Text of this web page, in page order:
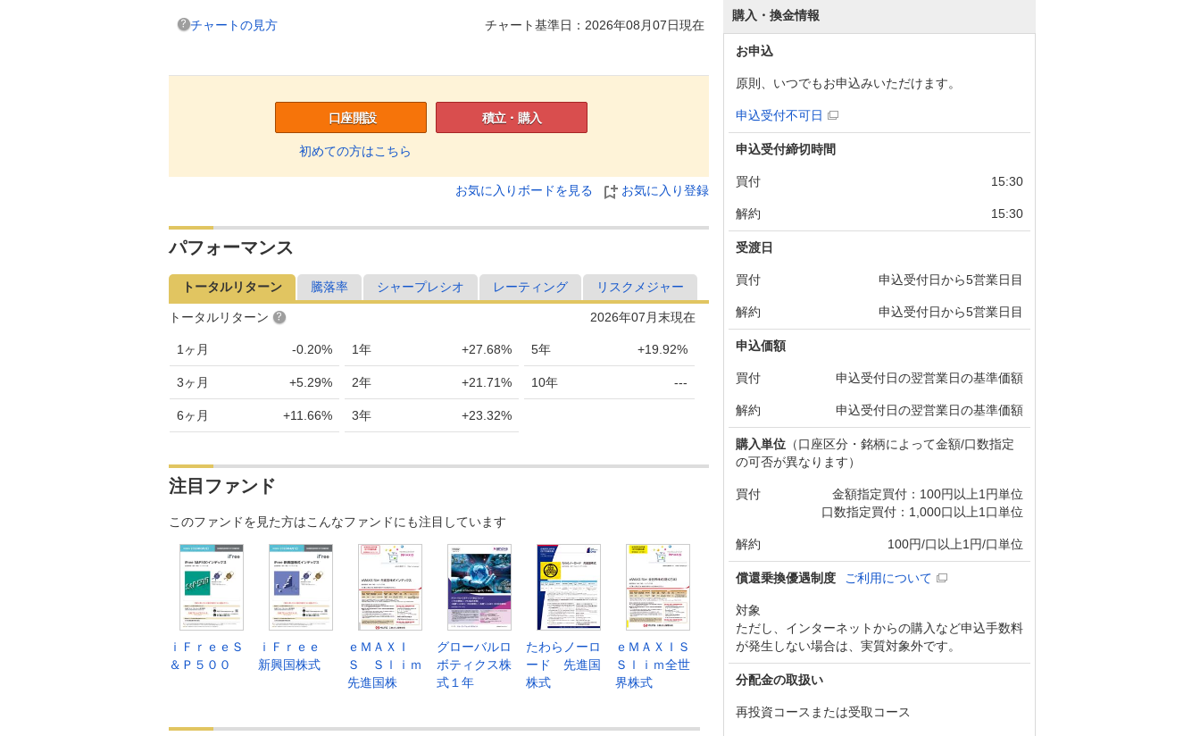
チャートの見方 チャート基準日：2026年08月07日現在
口座開設
初めての方はこちら
積立・購入
お気に入りボードを見る お気に入り登録
パフォーマンス
トータルリターン 騰落率 シャープレシオ レーティング リスクメジャー
2026年07月末現在
トータルリターン
1ヶ月 -0.20%
3ヶ月 +5.29%
6ヶ月 +11.66%
1年 +27.68%
2年 +21.71%
3年 +23.32%
5年 +19.92%
10年 ---
注目ファンド
このファンドを見た方はこんなファンドにも注目しています
ｉＦｒｅｅＳ
＆Ｐ５００
ｉＦｒｅｅ
新興国株式
ｅＭＡＸＩ
Ｓ Ｓｌｉｍ
先進国株
グローバルロ
ボティクス株
式１年
たわらノーロ
ード 先進国
株式
ｅＭＡＸＩＳ
Ｓｌｉｍ全世
界株式
購入・換金情報
お申込
原則、いつでもお申込みいただけます。
申込受付不可日
申込受付締切時間
買付 15:30
解約 15:30
受渡日
買付 申込受付日から5営業日目
解約 申込受付日から5営業日目
申込価額
買付 申込受付日の翌営業日の基準価額
解約 申込受付日の翌営業日の基準価額
購入単位 （口座区分・銘柄によって金額/口数指定
の可否が異なります）
買付
金額指定買付：100円以上1円単位
口数指定買付：1,000口以上1口単位
解約 100円/口以上1円/口単位
償還乗換優遇制度 ご利用について
対象
ただし、インターネットからの購入など申込手数料
が発生しない場合は、実質対象外です。
分配金の取扱い
再投資コースまたは受取コース